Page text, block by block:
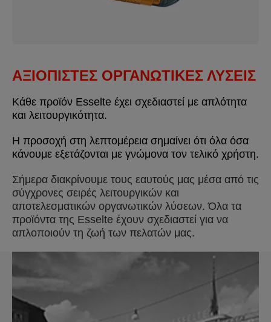
ΑΞΙΟΠΙΣΤΕΣ ΟΡΓΑΝΩΤΙΚΕΣ ΛΥΣΕΙΣ
Κάθε προϊόν Esselte έχει σχεδιαστεί με απλότητα
και λειτουργικότητα.
Η προσοχή στη λεπτομέρεια σημαίνει ότι όλα όσα
κάνουμε εξετάζονται με γνώμονα τον τελικό χρήστη.
Σήμερα διακρίνουμε τους εαυτούς μας μέσα από τις
σύγχρονες σειρές λειτουργικών και
αποτελεσματικών οργανωτικών λύσεων. Όλα τα
προϊόντα της Esselte έχουν σχεδιαστεί για να
απλοποιούν τη ζωή των πελατών μας.